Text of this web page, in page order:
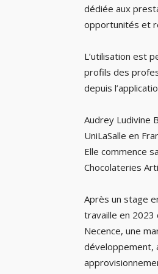
dédiée aux
opportunités et
L’utilisation est
profils des
depuis
Audrey Ludivine
UniLaSalle en
Elle commence
Chocolateries
Après un stage
travaille en 2023
Necence, une
développement,